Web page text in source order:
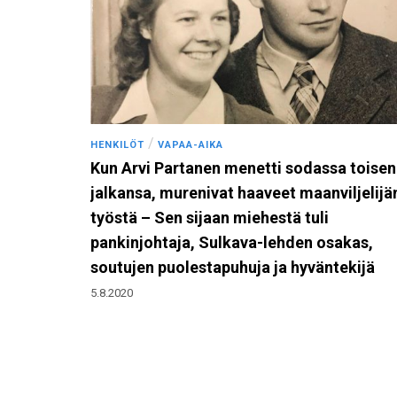
HENKILÖT / VAPAA-AIKA
Kun Arvi Partanen menetti sodassa toisen
jalkansa, murenivat haaveet
työstä – Sen sijaan miehestä tuli
pankinjohtaja, Sulkava-lehden osakas,
soutujen puolestapuhuja ja hyväntekijä
5.8.2020